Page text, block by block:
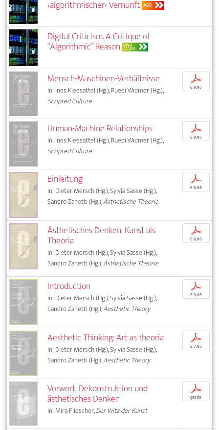
›algorithmischer‹ Vernunft ABO
Digital Criticism. A Critique of
“Algorithmic” Reason OPEN
ACCESS
Mensch-Maschinen-Verhältnisse
In: Ines Kleesattel (Hg.), Ruedi Widmer (Hg.),
Scripted Culture
p
€ 9,95
Human-Machine Relationships
In: Ines Kleesattel (Hg.), Ruedi Widmer (Hg.),
Scripted Culture
p
€ 9,95
Einleitung
In: Dieter Mersch (Hg.), Sylvia Sasse (Hg.),
Sandro Zanetti (Hg.),Ästhetische Theorie
p
€ 9,95
Ästhetisches Denken: Kunst als
Theoria
In: Dieter Mersch (Hg.), Sylvia Sasse (Hg.),
Sandro Zanetti (Hg.),Ästhetische Theorie
p
€ 9,95
Introduction
In: Dieter Mersch (Hg.), Sylvia Sasse (Hg.),
Sandro Zanetti (Hg.),Aesthetic Theory
p
€ 9,95
Aesthetic Thinking: Art as theoria
In: Dieter Mersch (Hg.), Sylvia Sasse (Hg.),
Sandro Zanetti (Hg.),Aesthetic Theory
p
€ 7,95
Vorwort: Dekonstruktion und
ästhetisches Denken
In: Mira Fliescher,Der Witz der Kunst
p
gratis